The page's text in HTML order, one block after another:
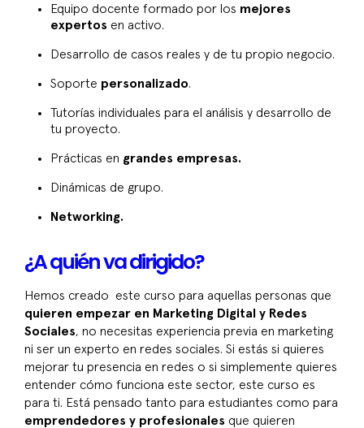
Equipo docente formado por los mejores
expertos en activo.
Desarrollo de casos reales y de tu propio negocio.
Soporte personalizado.
Tutorías individuales para el análisis y desarrollo de
tu proyecto.
Prácticas en grandes empresas.
Dinámicas de grupo.
Networking.
¿A quién va dirigido?
Hemos creado este curso para aquellas personas que
quieren empezar en Marketing Digital y Redes
Sociales, no necesitas experiencia previa en marketing
ni ser un experto en redes sociales. Si estás si quieres
mejorar tu presencia en redes o si simplemente quieres
entender cómo funciona este sector, este curso es
para ti. Está pensado tanto para estudiantes como para
emprendedores y profesionales que quieren